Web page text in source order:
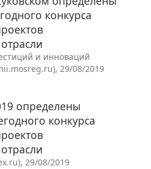
конкурса
и инноваций
29/08/2019
определены
конкурса
29/08/2019